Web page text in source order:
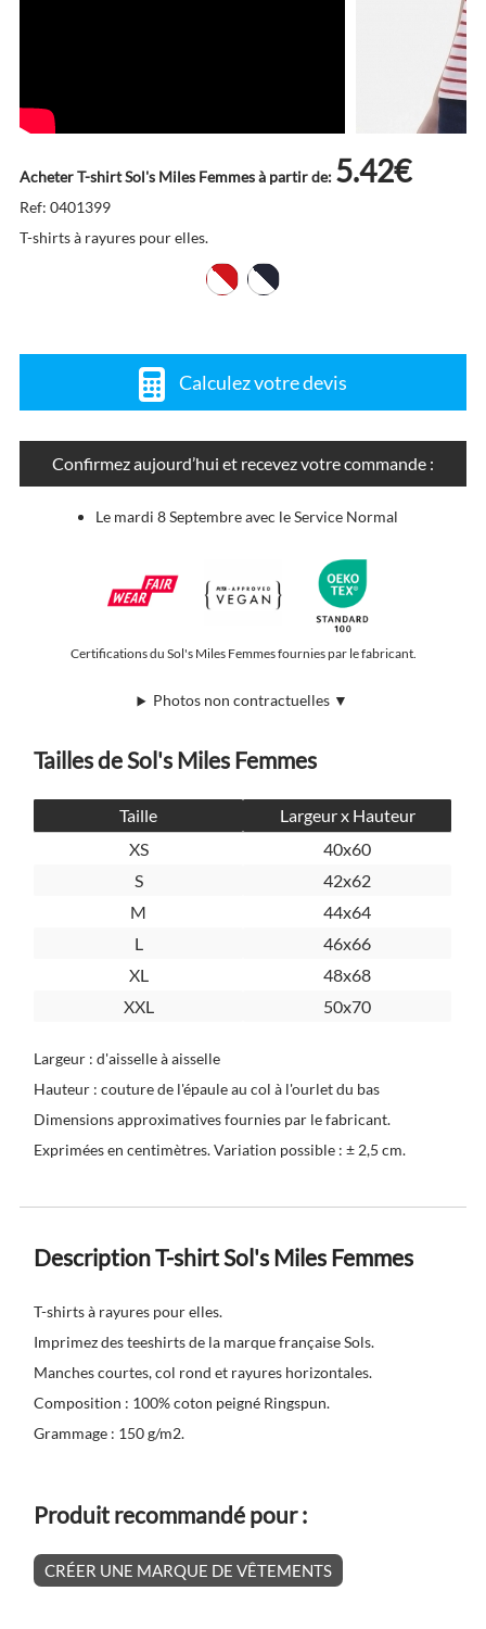
Acheter T-shirt Sol's Miles Femmes à partir de: 5.42€
Ref: 0401399
T-shirts à rayures pour elles.
Calculez votre devis
Confirmez aujourd’hui et recevez votre commande :
Le mardi 8 Septembre avec le Service Normal
Certifications du Sol's Miles Femmes fournies par le fabricant.
Photos non contractuelles ▼
Tailles de Sol's Miles Femmes
Taille
Largeur x Hauteur
XS
40x60
S
42x62
M
44x64
L
46x66
XL
48x68
XXL
50x70
Largeur : d'aisselle à aisselle
Hauteur : couture de l'épaule au col à l'ourlet du bas
Dimensions approximatives fournies par le fabricant.
Exprimées en centimètres. Variation possible : ± 2,5 cm.
Description T-shirt Sol's Miles Femmes
T-shirts à rayures pour elles.
Imprimez des teeshirts de la marque française Sols.
Manches courtes, col rond et rayures horizontales.
Composition : 100% coton peigné Ringspun.
Grammage : 150 g/m2.
Produit recommandé pour :
CRÉER UNE MARQUE DE VÊTEMENTS